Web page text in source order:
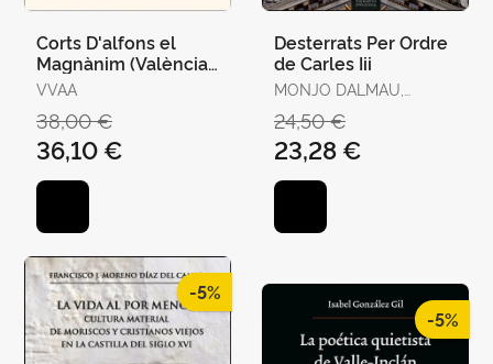
Corts D'alfons el
Magnànim (València,
1417-1418) Ii
VVAA
38,00 €
36,10 €
Desterrats Per Ordre
de Carles Iii
MONJO DALMAU,
24,50 €
23,28 €
-5%
-5%